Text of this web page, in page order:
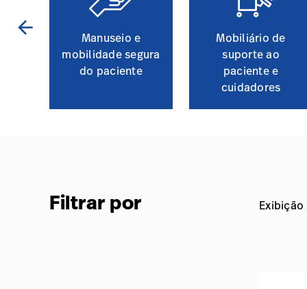
arrow_back
Manuseio e
mobilidade segura
do paciente
Mobiliário de
suporte ao
paciente e
cuidadores
Filtrar por